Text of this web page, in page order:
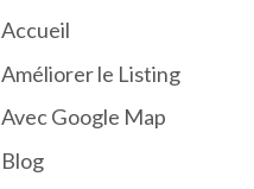
Accueil
Améliorer le Listing
Avec Google Map
Blog